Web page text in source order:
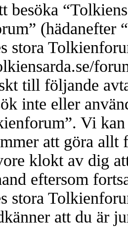
besöka
(hädanefter
stora
till följande
inte eller
Vi
att göra allt
klokt av dig
eftersom
stora
att du är